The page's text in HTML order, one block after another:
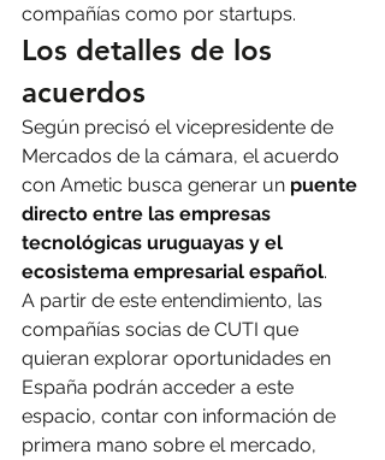
compañías como por startups.
Los detalles de los
acuerdos
Según precisó el vicepresidente de
Mercados de la cámara, el acuerdo
con Ametic busca generar un puente
directo entre las empresas
tecnológicas uruguayas y el
ecosistema empresarial español.
A partir de este entendimiento, las
compañías socias de CUTI que
quieran explorar oportunidades en
España podrán acceder a este
espacio, contar con información de
primera mano sobre el mercado,